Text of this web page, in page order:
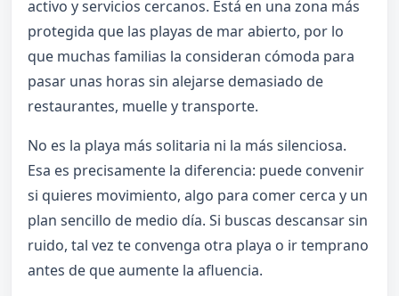
activo y servicios cercanos. Está en una zona más
protegida que las playas de mar abierto, por lo
que muchas familias la consideran cómoda para
pasar unas horas sin alejarse demasiado de
restaurantes, muelle y transporte.
No es la playa más solitaria ni la más silenciosa.
Esa es precisamente la diferencia: puede convenir
si quieres movimiento, algo para comer cerca y un
plan sencillo de medio día. Si buscas descansar sin
ruido, tal vez te convenga otra playa o ir temprano
antes de que aumente la afluencia.